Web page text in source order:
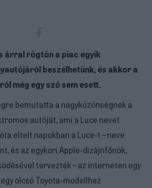
árral rögtön a piac egyik
beszélhetünk, és akkor a
még egy szó sem esett.
bemutatta a nagyközönségnek a
autóját, ami a Luce nevet
eltelt napokban a Luce-t – neve
és az egykori Apple-dizájnfőnök,
tervezték – az interneten egy
olcsó Toyota-modellhez